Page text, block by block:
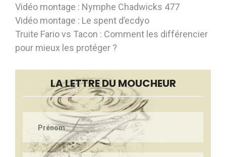
Vidéo montage : Nymphe Chadwicks 477
Vidéo montage : Le spent d’ecdyo
Truite Fario vs Tacon : Comment les différencier
pour mieux les protéger ?
LA LETTRE DU MOUCHEUR